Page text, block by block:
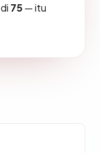
di 75— itu